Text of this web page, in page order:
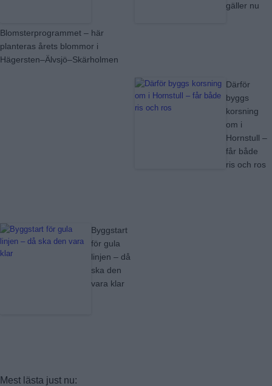
Blomsterprogrammet – här
planteras årets blommor i
Hägersten–Älvsjö–Skärholmen
gäller nu
Därför
byggs
korsning
om i
Hornstull –
får både
ris och ros
Byggstart
för gula
linjen – då
ska den
vara klar
Mest lästa just nu: